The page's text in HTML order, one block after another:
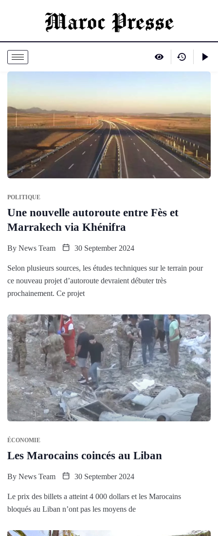
POLITIQUE
Une nouvelle autoroute entre Fès et
Marrakech via Khénifra
By News Team 30 September 2024
Selon plusieurs sources, les études techniques sur le terrain pour
ce nouveau projet d’autoroute devraient débuter très
prochainement. Ce projet
ÉCONOMIE
Les Marocains coincés au Liban
By News Team 30 September 2024
Le prix des billets a atteint 4 000 dollars et les Marocains
bloqués au Liban n’ont pas les moyens de